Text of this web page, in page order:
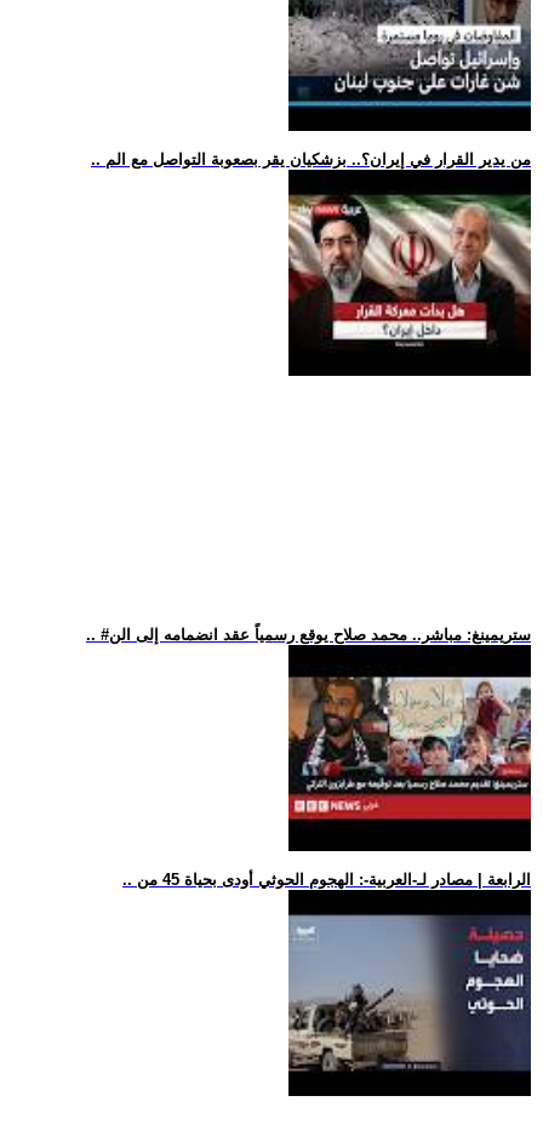
.. من يدير القرار في إيران؟.. بزشكيان يقر بصعوبة التواصل مع الم
.. #ستريمينغ: مباشر.. محمد صلاح يوقع رسمياً عقد انضمامه إلى الن
.. الرابعة | مصادر لـ-العربية-: الهجوم الحوثي أودى بحياة 45 من